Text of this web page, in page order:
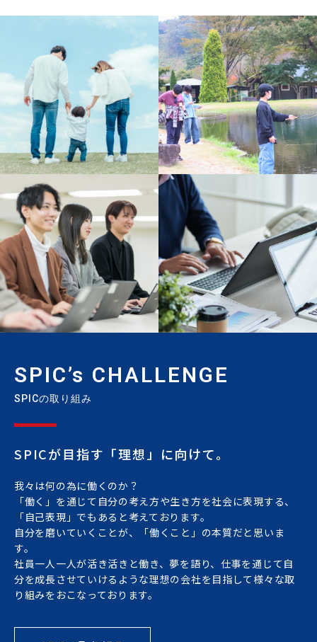
SPIC’s CHALLENGE
SPICの取り組み
SPICが目指す「理想」に向けて。
我々は何の為に働くのか？
「働く」を通じて自分の考え方や生き方を社会に表現する、
「自己表現」でもあると考えております。
自分を磨いていくことが、「働くこと」の本質だと思いま
す。
社員一人一人が活き活きと働き、夢を語り、仕事を通じて自
分を成長させていけるような理想の会社を目指して様々な取
り組みをおこなっております。